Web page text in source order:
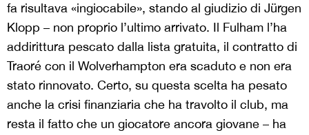
fa risultava «ingiocabile», stando al giudizio di Jürgen
Klopp – non proprio l’ultimo arrivato. Il Fulham l’ha
addirittura pescato dalla lista gratuita, il contratto di
Traoré con il Wolverhampton era scaduto e non era
stato rinnovato. Certo, su questa scelta ha pesato
anche la crisi finanziaria che ha travolto il club, ma
resta il fatto che un giocatore ancora giovane – ha